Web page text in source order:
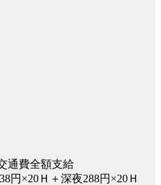
通費全額支給
円×20Ｈ＋深夜288円×20Ｈ